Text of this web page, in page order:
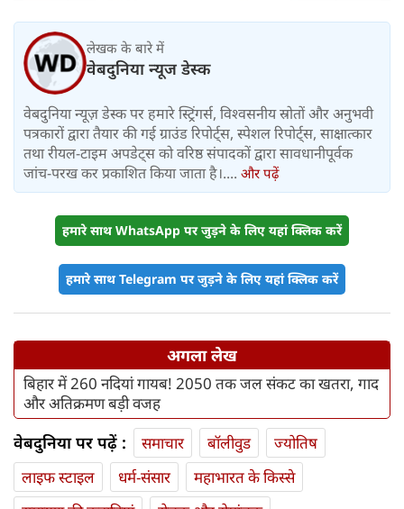
लेखक के बारे में
वेबदुनिया न्यूज डेस्क
वेबदुनिया न्यूज़ डेस्क पर हमारे स्ट्रिंगर्स, विश्वसनीय स्रोतों और अनुभवी
पत्रकारों द्वारा तैयार की गई ग्राउंड रिपोर्ट्स, स्पेशल रिपोर्ट्स, साक्षात्कार
तथा रीयल-टाइम अपडेट्स को वरिष्ठ संपादकों द्वारा सावधानीपूर्वक
जांच-परख कर प्रकाशित किया जाता है।.... और पढ़ें
हमारे साथ WhatsApp पर जुड़ने के लिए यहां क्लिक करें
हमारे साथ Telegram पर जुड़ने के लिए यहां क्लिक करें
अगला लेख
बिहार में 260 नदियां गायब! 2050 तक जल संकट का खतरा, गाद
और अतिक्रमण बड़ी वजह
वेबदुनिया पर पढ़ें : समाचार बॉलीवुड
ज्योतिष
लाइफ स्‍टाइल
धर्म-संसार
महाभारत के किस्से